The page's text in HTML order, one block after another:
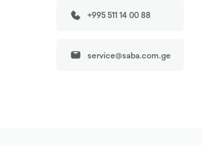
+995 511 14 00 88
service@saba.com.ge